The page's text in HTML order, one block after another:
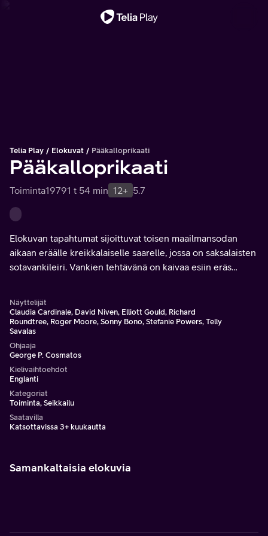
Telia Play Elokuvat Pääkalloprikaati
Pääkalloprikaati
Toiminta19791 t 54 min 12+ 5.7
Elokuvan tapahtumat sijoittuvat toisen maailmansodan
aikaan eräälle kreikkalaiselle saarelle, jossa on saksalaisten
sotavankileiri. Vankien tehtävänä on kaivaa esiin eräs
Näyttelijät
Claudia Cardinale, David Niven, Elliott Gould, Richard
Roundtree, Roger Moore, Sonny Bono, Stefanie Powers, Telly
Savalas
Ohjaaja
George P. Cosmatos
Kielivaihtoehdot
Englanti
Kategoriat
Toiminta, Seikkailu
Saatavilla
Katsottavissa 3+ kuukautta
Samankaltaisia elokuvia